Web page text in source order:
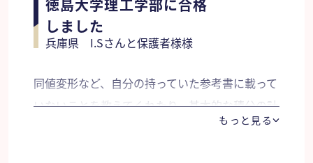
した。娘は最後まで「塾」を経験しませんでした
が学参の家庭教師の良い先生にめぐり会えて本当
に良かったです。 習えばいい、塾に行けばいい
うに！！」と言われていました。本番の試験で
は、日々の勉強から得た自信で冷静に問題を解く
徳島大学理工学部に合格
しました
兵庫県 I.Sさんと保護者様様
同値変形など、自分の持っていた参考書に載って
いないことを教えてくれたり、基本的な積分の計
算でも最後までできるように丁寧に教えてくれ
もっと見る